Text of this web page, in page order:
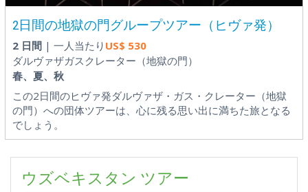
2日間の地獄の門グループツアー（ヒヴァ発）
2 日間 | 一人当たり US$ 530
ダルヴァザガスクレーター（地獄の門）
春、夏、秋
この2日間のヒヴァ発ダルヴァザ・ガス・クレーター（地獄
の門）への団体ツアーは、心に残る思い出に満ちた旅となる
でしょう。
ウズベキスタン ツアー